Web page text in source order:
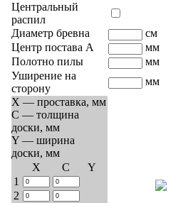
Центральный
распил
Диаметр бревна
см
Центр постава A
мм
Полотно пилы
мм
Уширение на
сторону
мм
X — проставка, мм
C — толщина
доски, мм
Y — ширина
доски, мм
Х
C
Y
1
2